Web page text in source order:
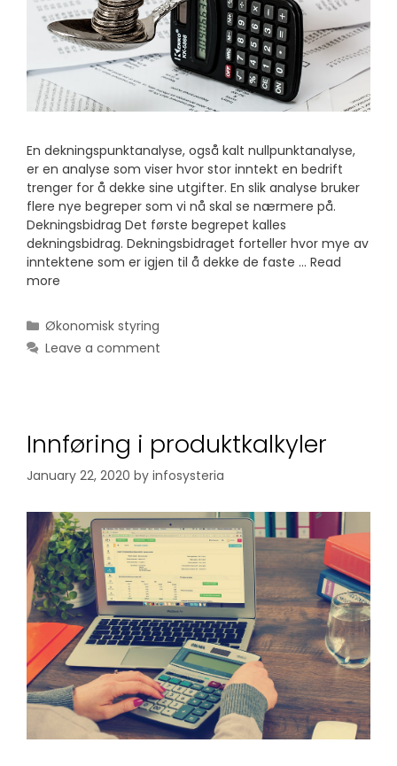
En dekningspunktanalyse, også kalt nullpunktanalyse,
er en analyse som viser hvor stor inntekt en bedrift
trenger for å dekke sine utgifter. En slik analyse bruker
flere nye begreper som vi nå skal se nærmere på.
Dekningsbidrag Det første begrepet kalles
dekningsbidrag. Dekningsbidraget forteller hvor mye av
inntektene som er igjen til å dekke de faste … Read
more
Categories
Økonomisk styring
Leave a comment
Innføring i produktkalkyler
January 22, 2020 by infosysteria